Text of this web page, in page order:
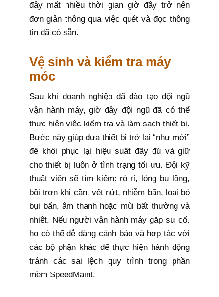
đây mất nhiều thời gian giờ đây trở nên
đơn giản thông qua việc quét và đọc thông
tin đã có sẵn.
Vệ sinh và kiểm tra máy
móc
Sau khi doanh nghiệp đã đào tạo đội ngũ
vận hành máy, giờ đây đội ngũ đã có thể
thực hiện việc kiểm tra và làm sạch thiết bị.
Bước này giúp đưa thiết bị trở lại “như mới”
để khôi phục lại hiệu suất đầy đủ và giữ
cho thiết bị luôn ở tình trạng tối ưu. Đội kỹ
thuật viên sẽ tìm kiếm: rò rỉ, lỏng bu lông,
bôi trơn khi cần, vết nứt, nhiễm bẩn, loại bỏ
bụi bẩn, âm thanh hoặc mùi bất thường và
nhiệt. Nếu người vận hành máy gặp sự cố,
họ có thể dễ dàng cảnh báo và hợp tác với
các bộ phận khác để thực hiện hành động
tránh các sai lệch quy trình trong phần
mềm SpeedMaint.